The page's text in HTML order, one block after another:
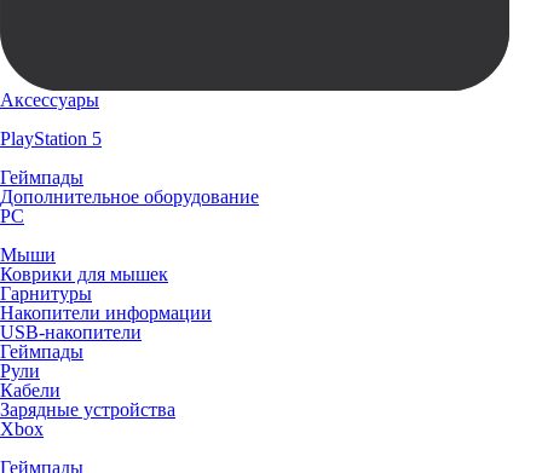
Аксессуары
PlayStation 5
Геймпады
Дополнительное оборудование
PC
Мыши
Коврики для мышек
Гарнитуры
Накопители информации
USB-накопители
Геймпады
Рули
Кабели
Зарядные устройства
Xbox
Геймпады